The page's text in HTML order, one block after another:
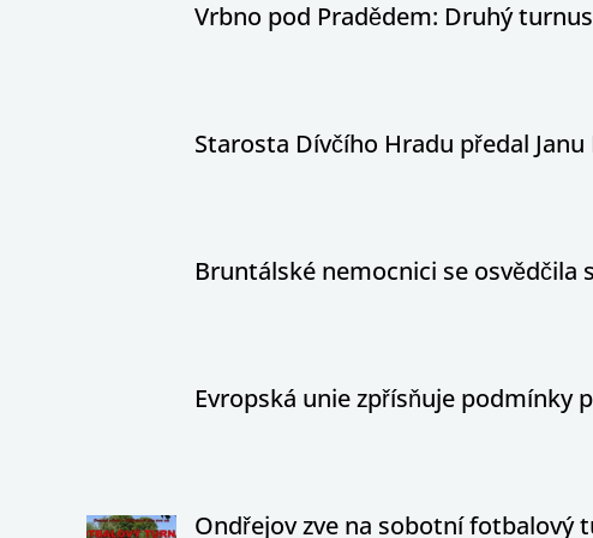
Vrbno pod Pradědem: Druhý
Starosta Dívčího Hradu předal
Bruntálské nemocnici se
Evropská unie zpřísňuje podmínky
Ondřejov zve na sobotní fotbalový